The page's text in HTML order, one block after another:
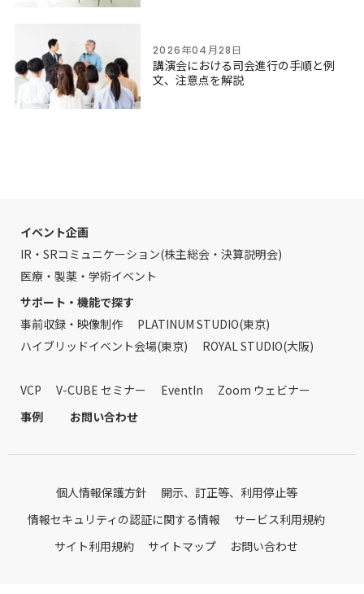
2026年04月28日
講演会における司会進行の手順と例
文、注意点を解説
イベント企画
IR・SRコミュニケーション(株主総会・決算説明会)
医療・製薬・学術イベント
サポート・機能で探す
事前収録・映像制作
PLATINUM STUDIO(東京)
ハイブリッドイベント会場(東京)
ROYAL STUDIO(大阪)
VCP V-CUBE セミナー EventIn
Zoom ウェビナー
事例
お問い合わせ
個人情報保護方針
開示、訂正等、利用停止等
情報セキュリティの認証に関する情報
サービス利用規約
サイト利用規約
サイトマップ お問い合わせ